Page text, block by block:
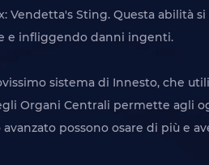
Vendetta's Sting. Questa
e infliggendo danni ingenti.
sistema di Innesto, che
Organi Centrali permette agli
possono osare di più e